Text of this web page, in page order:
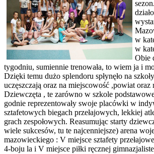
w
w
Obie
tygodniu, sumiennie trenowała, to wiem ja i
Dzięki temu dużo splendoru spłynęło na
uczęszczają oraz na miejscowość ,powiat oraz
Dziewczęta , te zarówno w szkole
godnie reprezentowały swoje placówki w
sztafetowych biegach przełajowych, lekkiej
grach zespołowych. Reasumując starty
wiele sukcesów, tu te najcenniejsze) arena
mazowieckiego : V miejsce sztafety
4-boju la i V miejsce piłki ręcznej